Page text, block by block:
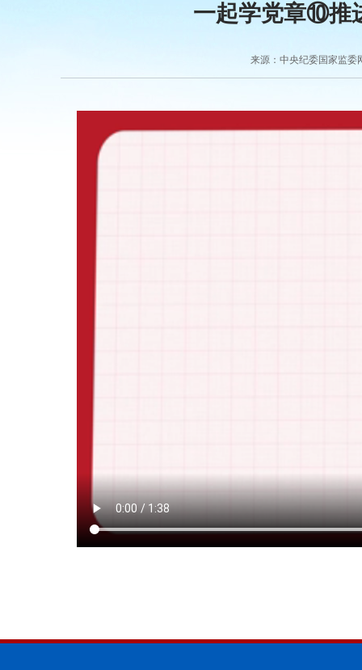
一起学党章⑩推
来源：中央纪委国家监